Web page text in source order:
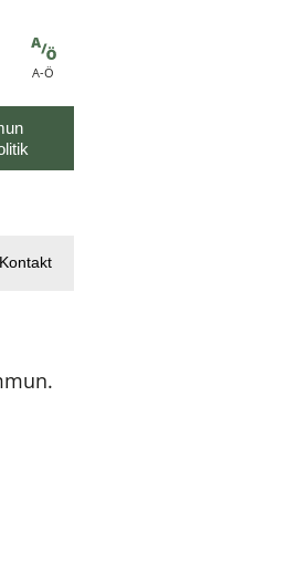
A-Ö
Kontakt